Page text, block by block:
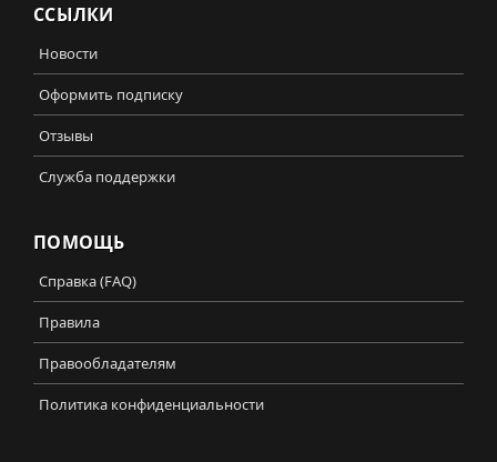
ССЫЛКИ
Новости
Оформить подписку
Отзывы
Служба поддержки
ПОМОЩЬ
Справка (FAQ)
Правила
Правообладателям
Политика конфиденциальности